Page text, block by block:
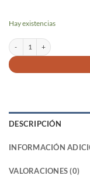
Hay existencias
Corazón con 3 rosas cantidad
DESCRIPCIÓN
INFORMACIÓN
VALORACIONES (0)